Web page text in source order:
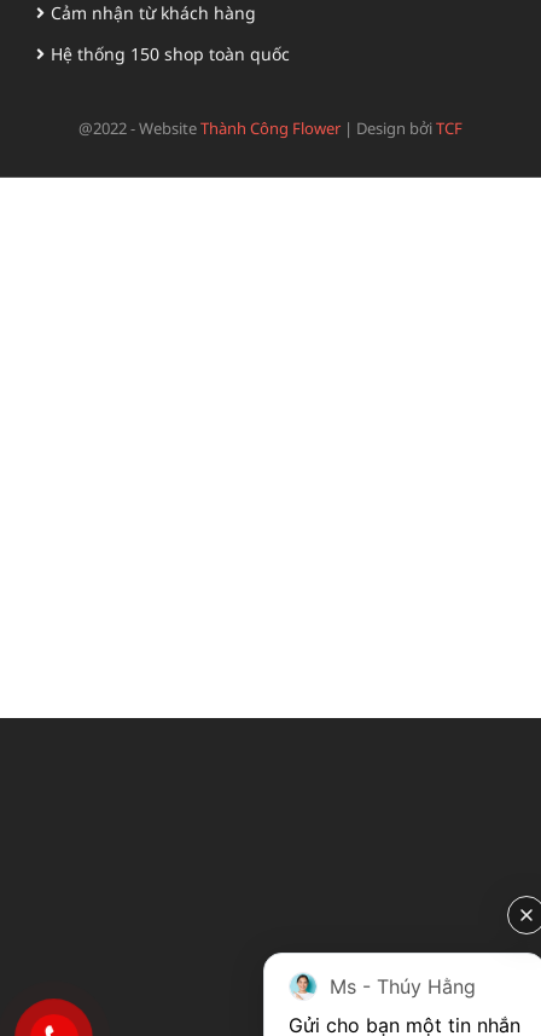
Cảm nhận từ khách hàng
Hệ thống 150 shop toàn quốc
@2022 - WebsiteThành Công Flower | Design bởiTCF
Ms - Thúy Hằng
Gửi cho bạn một tin nhắn